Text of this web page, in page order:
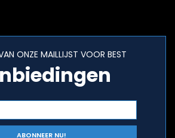
ONZE MAILLIJST VOOR BEST